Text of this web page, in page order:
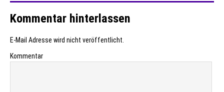
Kommentar hinterlassen
E-Mail Adresse wird nicht veröffentlicht.
Kommentar